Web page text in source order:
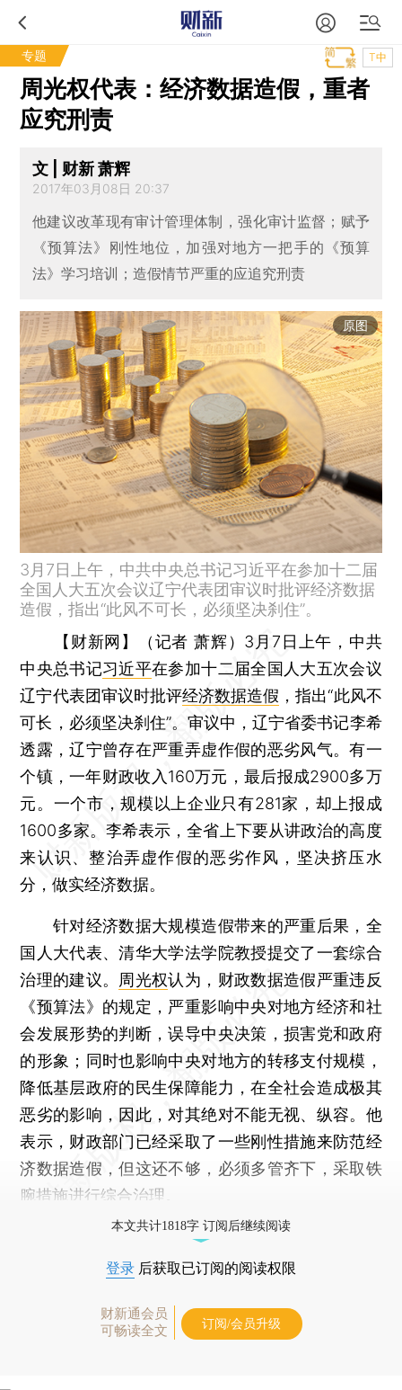
专题 T中
周光权代表：经济数据造假，重者
应究刑责
文 | 财新 萧辉
2017年03月08日 20:37
他建议改革现有审计管理体制，强化审计监督；赋予
《预算法》刚性地位，加强对地方一把手的《预算
法》学习培训；造假情节严重的应追究刑责
原图
3月7日上午，中共中央总书记习近平在参加十二届
全国人大五次会议辽宁代表团审议时批评经济数据
造假，指出“此风不可长，必须坚决刹住”。
【财新网】（记者 萧辉） 3月7日上午，中共
中央总书记习近平在参加十二届全国人大五次会议
辽宁代表团审议时批评经济数据造假 ，指出“此风不
可长，必须坚决刹住”。审议中，辽宁省委书记李希
透露，辽宁曾存在严重弄虚作假的恶劣风气。有一
个镇，一年财政收入160万元，最后报成2900多万
元。一个市，规模以上企业只有281家，却上报成
1600多家。李希表示，全省上下要从讲政治的高度
来认识、整治弄虚作假的恶劣作风，坚决挤压水
分，做实经济数据。
针对经济数据大规模造假带来的严重后果，全
国人大代表、清华大学法学院教授提交了一套综合
治理的建议。 周光权认为，财政数据造假严重违反
《预算法》的规定，严重影响中央对地方经济和社
会发展形势的判断，误导中央决策，损害党和政府
的形象；同时也影响中央对地方的转移支付规模，
降低基层政府的民生保障能力，在全社会造成极其
恶劣的影响，因此，对其绝对不能无视、纵容。他
表示，财政部门已经采取了一些刚性措施来防范经
济数据造假，但这还不够，必须多管齐下，采取铁
腕措施进行综合治理。
本文共计1818字 订阅后继续阅读
登录 后获取已订阅的阅读权限
财新通会员
可畅读全文
订阅/会员升级